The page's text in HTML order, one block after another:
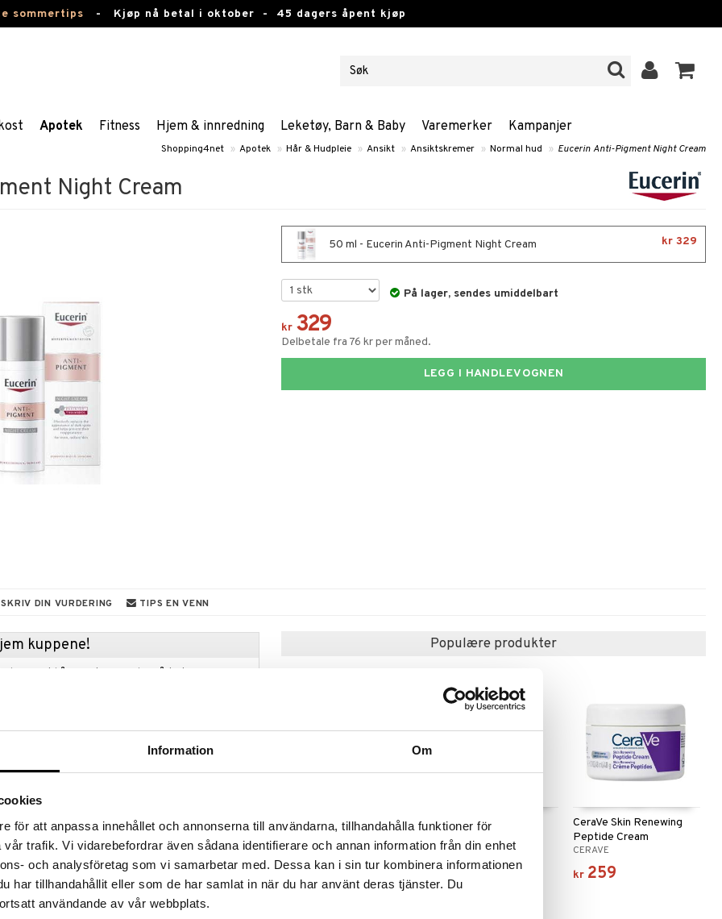
Information Om
för att anpassa innehållet och annonserna till användarna, tillhandahålla funktioner för
trafik. Vi vidarebefordrar även sådana identifierare och annan information från din enhet
och analysföretag som vi samarbetar med. Dessa kan i sin tur kombinera informationen
har tillhandahållit eller som de har samlat in när du har använt deras tjänster. Du
användande av vår webbplats.
sommertips - Kjøp nå betal i oktober - 45 dagers åpent kjøp
Apotek Fitness Hjem & innredning Leketøy, Barn & Baby Varemerker Kampanjer
Shopping4net » Apotek » Hår & Hudpleie » Ansikt » Ansiktskremer » Normal hud » Eucerin Anti-Pigment Night Cream
Night Cream
50 ml - Eucerin Anti-Pigment Night Cream kr 329
På lager, sendes umiddelbart
kr 329
Delbetale fra 76 kr per måned.
LEGG I HANDLEVOGNEN
SKRIV DIN VURDERING TIPS EN VENN
kuppene!
til å gjøre kupp under vårt store SALG.
som gir glød til huden og effektivt reduserer
ingrediensen Thimadiol reduseres cellens
Eksponering for sollys, hormonell påvirkning og
og forårsake mørke flekker og aldersflekker
at huden ser ujevn ut. Denne kremen går raskt
forsterkende effekt på hudens utvinning om
Populære produkter
CeraVe Facial
CERAVE
139
Cetaphil Daily Facial
Moisturizer
CETAPHIL
139
CeraVe Skin Renewing
Peptide Cream
CERAVE
kr 259